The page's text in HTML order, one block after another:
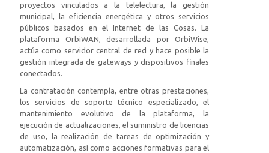
proyectos vinculados a la telelectura, la gestión
municipal, la eficiencia energética y otros servicios
públicos basados en el Internet de las Cosas. La
plataforma OrbiWAN, desarrollada por OrbiWise,
actúa como servidor central de red y hace posible la
gestión integrada de gateways y dispositivos finales
conectados.
La contratación contempla, entre otras prestaciones,
los servicios de soporte técnico especializado, el
mantenimiento evolutivo de la plataforma, la
ejecución de actualizaciones, el suministro de licencias
de uso, la realización de tareas de optimización y
automatización, así como acciones formativas para el